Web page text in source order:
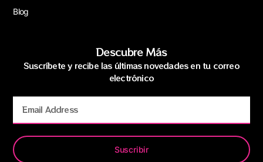
Blog
Descubre Más
Suscríbete y recibe las últimas novedades en tu correo
electrónico
Suscribir